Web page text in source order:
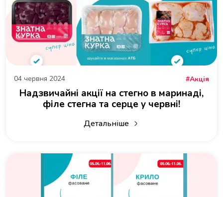
04 червня 2024 Акція
Надзвичайні акції на стегно в маринаді,
філе стегна та серце у червні!
Детальніше
про Надзвичайні акції на стегно в